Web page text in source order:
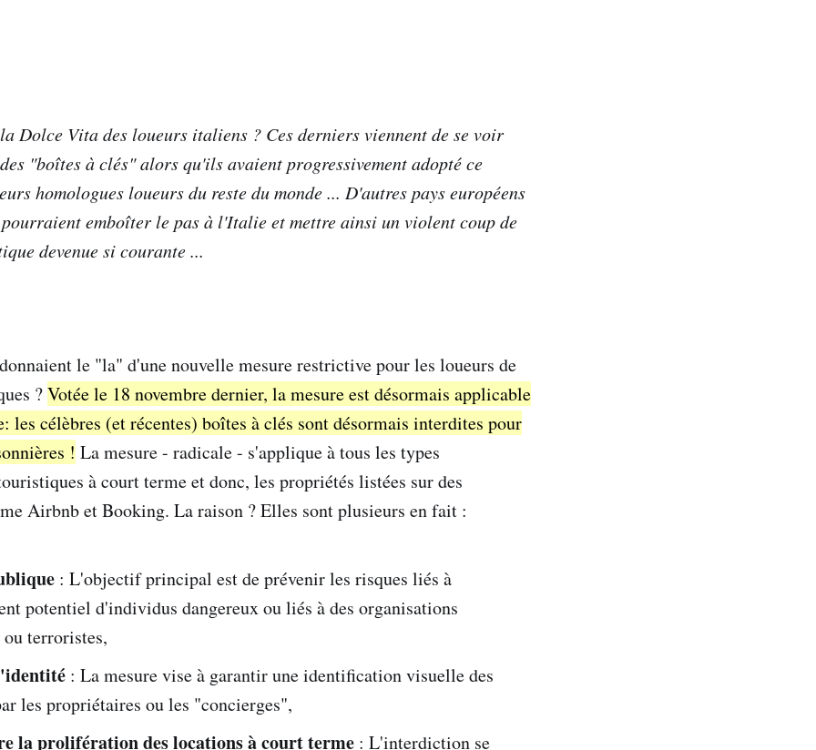
Dolce Vita des loueurs italiens ? Ces derniers viennent de se voir
"boîtes à clés" alors qu'ils avaient progressivement adopté ce
homologues loueurs du reste du monde ... D'autres pays européens
emboîter le pas à l'Italie et mettre ainsi un violent coup de
devenue si courante ...
le "la" d'une nouvelle mesure restrictive pour les loueurs de
?Votée le 18 novembre dernier, la mesure est désormais applicable
les célèbres (et récentes) boîtes à clés sont désormais interdites pour
! La mesure - radicale - s'applique à tous les types
à court terme et donc, les propriétés listées sur des
Airbnb et Booking. La raison ? Elles sont plusieurs en fait :
: L'objectif principal est de prévenir les risques liés à
potentiel d'individus dangereux ou liés à des organisations
terroristes,
: La mesure vise à garantir une identification visuelle des
les propriétaires ou les "concierges",
la prolifération des locations à court terme : L'interdiction se